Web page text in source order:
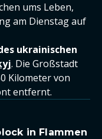
ums Leben,
am Dienstag auf
ukrainischen
. Die Großstadt
Kilometer von
entfernt.
in Flammen